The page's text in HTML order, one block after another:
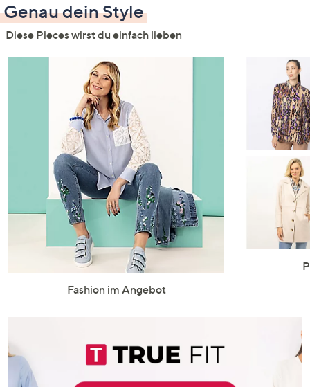
Genau dein Style
Diese Pieces wirst du einfach lieben
Fashion im Angebot